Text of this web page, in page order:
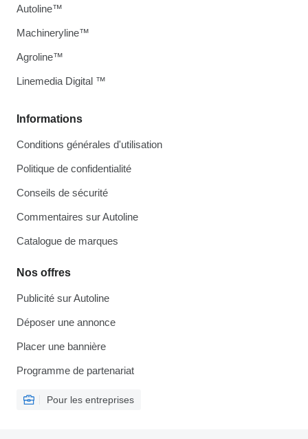
Informations
Conditions générales d'utilisation
Politique de confidentialité
Conseils de sécurité
Commentaires sur Autoline
Catalogue de marques
Nos offres
Publicité sur Autoline
Déposer une annonce
Placer une bannière
Programme de partenariat
Pour les entreprises
Autoline™
Machineryline™
Agroline™
Linemedia Digital ™